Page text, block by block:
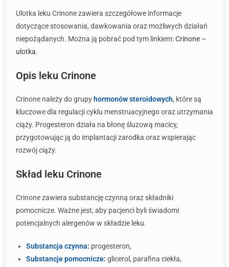
Ulotka leku Crinone zawiera szczegółowe informacje
dotyczące stosowania, dawkowania oraz możliwych działań
niepożądanych. Można ją pobrać pod tym linkiem:Crinone –
ulotka.
Opis leku Crinone
Crinone należy do grupy hormonów steroidowych, które są
kluczowe dla regulacji cyklu menstruacyjnego oraz utrzymania
ciąży. Progesteron działa na błonę śluzową macicy,
przygotowując ją do implantacji zarodka oraz wspierając
rozwój ciąży.
Skład leku Crinone
Crinone zawiera substancję czynną oraz składniki
pomocnicze. Ważne jest, aby pacjenci byli świadomi
potencjalnych alergenów w składzie leku.
Substancja czynna: progesteron,
Substancje pomocnicze: glicerol, parafina ciekła,